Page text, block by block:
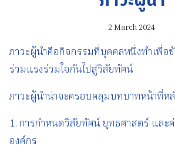
2 March 2024
ภาวะผู้นำคือกิจกรรมที่บุคคลหนึ่งทำเพื่อ
ร่วมแรงร่วมใจกันไปสู่วิสัยทัศน์
ภาวะผู้นำน่าจะครอบคลุมบทบาทหน้าที่ห
1. การกำหนดวิสัยทัศน์ ยุทธศาสตร์ และ
องค์กร